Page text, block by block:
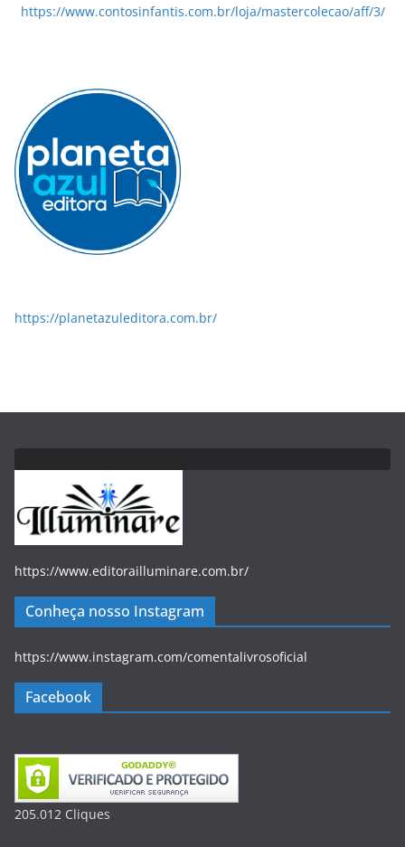
https://www.contosinfantis.com.br/loja/mastercolecao/aff/3/
https://planetazuleditora.com.br/
https://www.editorailluminare.com.br/
Conheça nosso Instagram
https://www.instagram.com/comentalivrosoficial
Facebook
205.012 Cliques